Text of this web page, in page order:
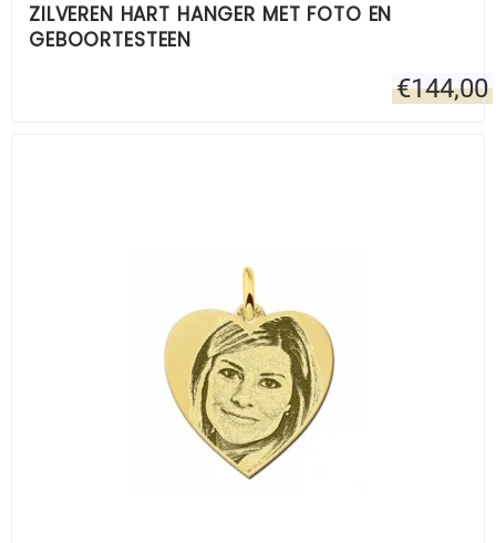
ZILVEREN HART HANGER MET FOTO EN
GEBOORTESTEEN
€144,00